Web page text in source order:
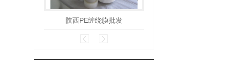
陕西PE缠绕膜批发